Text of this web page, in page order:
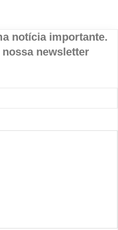
notícia importante.
newsletter